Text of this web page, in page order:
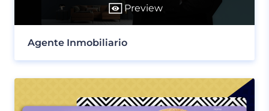
Preview
Agente Inmobiliario